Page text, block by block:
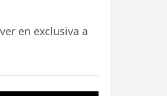
en exclusiva a